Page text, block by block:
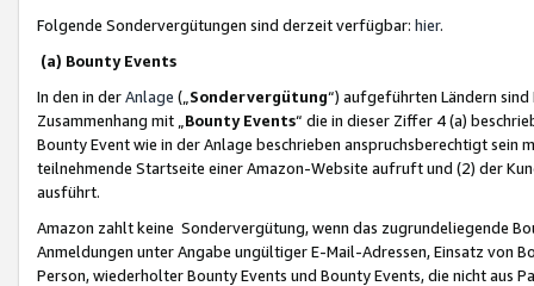
Folgende Sondervergütungen sind derzeit verfügbar: hier.
(a) Bounty Events
In den in derAnlage („ Sondervergütung“) aufgeführten Ländern
Zusammenhang mit „ Bounty Events“ die in dieser Ziffer 4 (a)
Bounty Event wie in der Anlage beschrieben anspruchsberechtigt sein
teilnehmende Startseite einer Amazon-Website aufruft und (2) der
ausführt.
Amazon zahlt keine Sondervergütung, wenn das zugrundeliegende
Anmeldungen unter Angabe ungültiger E-Mail-Adressen, Einsatz von
Person, wiederholter Bounty Events und Bounty Events, die nicht